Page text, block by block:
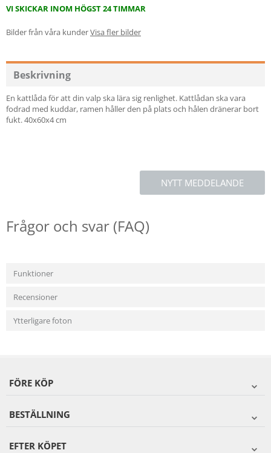
VI SKICKAR INOM HÖGST 24 TIMMAR
Bilder från våra kunderVisa fler bilder
Beskrivning
En kattlåda för att din valp ska lära sig renlighet. Kattlådan ska vara
fodrad med kuddar, ramen håller den på plats och hålen dränerar bort
fukt. 40x60x4 cm
NYTT MEDDELANDE
Frågor och svar (FAQ)
Funktioner
Recensioner
Ytterligare foton
FÖRE KÖP
BESTÄLLNING
EFTER KÖPET